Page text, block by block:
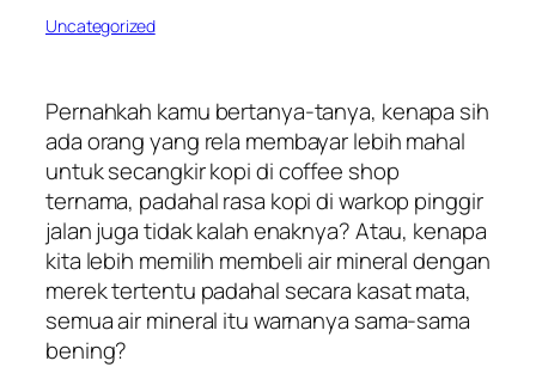
Uncategorized
Pernahkah kamu bertanya-tanya, kenapa sih
ada orang yang rela membayar lebih mahal
untuk secangkir kopi dicoffee shop
ternama, padahal rasa kopi di warkop pinggir
jalan juga tidak kalah enaknya? Atau, kenapa
kita lebih memilih membeli air mineral dengan
merek tertentu padahal secara kasat mata,
semua air mineral itu warnanya sama-sama
bening?